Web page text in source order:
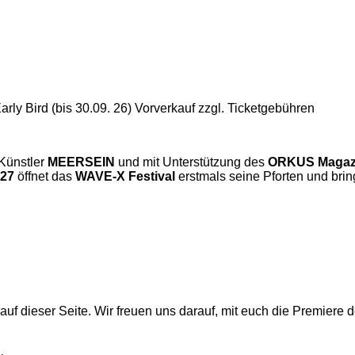
Bird (bis 30.09. 26) Vorverkauf zzgl. Ticketgebühren
MEERSEIN und mit Unterstützung des ORKUS
öffnet das WAVE-X Festival erstmals seine Pforten und
dieser Seite. Wir freuen uns darauf, mit euch die Premiere